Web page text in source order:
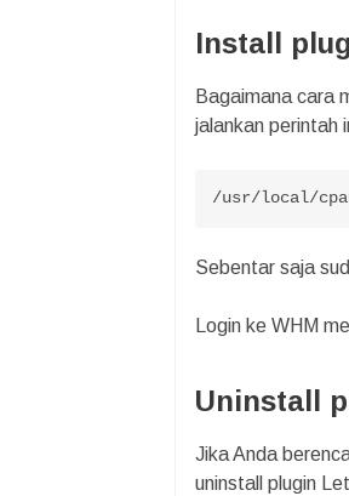
Install
Bagaimana cara
jalankan perintah
/usr/local/
Sebentar saja
Login ke WHM
Uninstall
Jika Anda
uninstall plugin